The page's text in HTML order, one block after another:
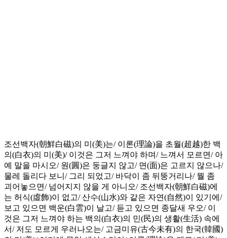
조선백자(朝鮮白磁)의 미(美)는/ 이론(理論)을 초월(超越)한 백
의(白衣)의 미(美)/ 이것은 그저 느껴야 하며/ 느껴서 모르면/ 아
예 말을 마시오/ 원(圓)은 둥글지 않고/ 면(面)은 고르지 않으나/
물레 돌리다 보니/ 그리 되었고/ 바닥이 좀 뒤뚱거리나/ 뭘 좀
괴어놓으면/ 넘어지지 않을 게 아니오/ 조선백자(朝鮮白磁)에
는 허식(虛飾)이 없고/ 산수(山水)와 같은 자연(自然)이 있기에/
보고 있으면 백운(白雲)이 날고/ 듣고 있으면 종달새 우오/ 이
것은 그저 느껴야 하는 백의(白衣)의 민(民)의 생활(生活) 속에
서/ 저도 모르게 우러나오는/ 고금미유(古今未有)의 한국(韓國)